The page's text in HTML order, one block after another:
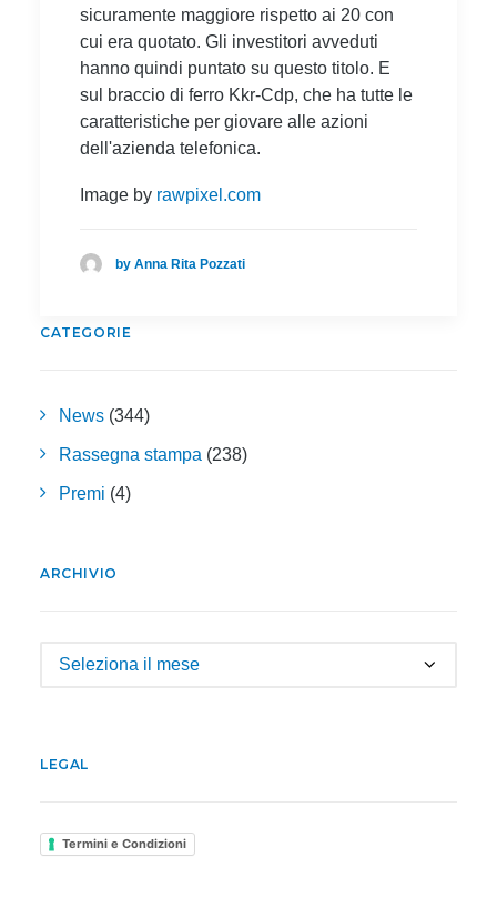
sicuramente maggiore rispetto ai 20 con
cui era quotato. Gli investitori avveduti
hanno quindi puntato su questo titolo. E
sul braccio di ferro Kkr-Cdp, che ha tutte le
caratteristiche per giovare alle azioni
dell'azienda telefonica.
Image by rawpixel.com
by Anna Rita Pozzati
CATEGORIE
News (344)
Rassegna stampa (238)
Premi (4)
ARCHIVIO
Archivio
LEGAL
Termini e Condizioni